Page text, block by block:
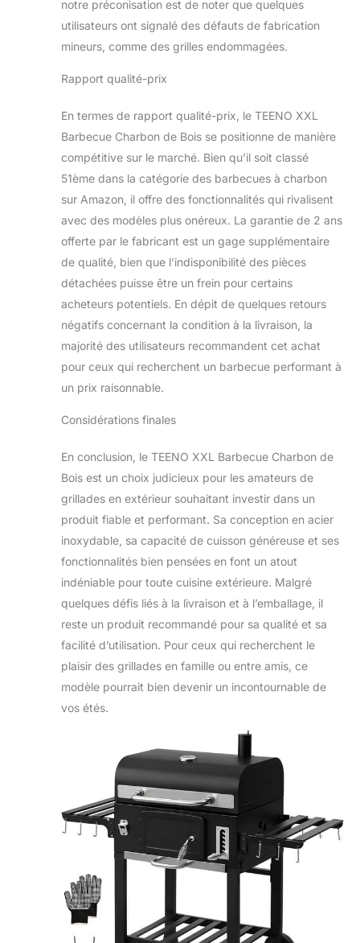
Thermomètre
intégré dans le
couvercle, affichage
en temps réel de 50
saucisse à cœur
moelleux ?Un coup
d’œil suffit ! Plateau
à cendres amovible
+ grille anti-
adhésive, un tirage
et un chiffonnage
après usage,
cendres et graisses
disparaissent
facilement.Plus
besoin de lutter
contre les saletés
tenaces, prochain
barbecue : on
grandes roulettes
de 15 cm en bas +
poignée latérale,
pousse-le
facilement vers le
jardin, la terrasse ou
le camping !Châssis
solide et résistant,
charge maximale 50
aliments sans
limite).Veux
changer de vue
pour continuer à
barbecue en
extérieur assurée !
2 modes : barbecue
direct + fumage,
réinvente le "soul
du BBQ américain"
à la maison：En
tant que barbecue
charbon traditionnel
(grillade rapide, jus
verrouillés) OU
fumoir pro !Ajoute
notre préconisation est de noter que quelques
utilisateurs ont signalé des défauts de fabrication
mineurs, comme des grilles endommagées.
Rapport qualité-prix
En termes de rapport qualité-prix, le TEENO XXL
Barbecue Charbon de Bois se positionne de manière
compétitive sur le marché. Bien qu’il soit classé
51ème dans la catégorie des barbecues à charbon
sur Amazon, il offre des fonctionnalités qui rivalisent
avec des modèles plus onéreux. La garantie de 2 ans
offerte par le fabricant est un gage supplémentaire
de qualité, bien que l’indisponibilité des pièces
détachées puisse être un frein pour certains
acheteurs potentiels. En dépit de quelques retours
négatifs concernant la condition à la livraison, la
majorité des utilisateurs recommandent cet achat
pour ceux qui recherchent un barbecue performant à
un prix raisonnable.
Considérations finales
En conclusion, le TEENO XXL Barbecue Charbon de
Bois est un choix judicieux pour les amateurs de
grillades en extérieur souhaitant investir dans un
produit fiable et performant. Sa conception en acier
inoxydable, sa capacité de cuisson généreuse et ses
fonctionnalités bien pensées en font un atout
indéniable pour toute cuisine extérieure. Malgré
quelques défis liés à la livraison et à l’emballage, il
reste un produit recommandé pour sa qualité et sa
facilité d’utilisation. Pour ceux qui recherchent le
plaisir des grillades en famille ou entre amis, ce
modèle pourrait bien devenir un incontournable de
vos étés.